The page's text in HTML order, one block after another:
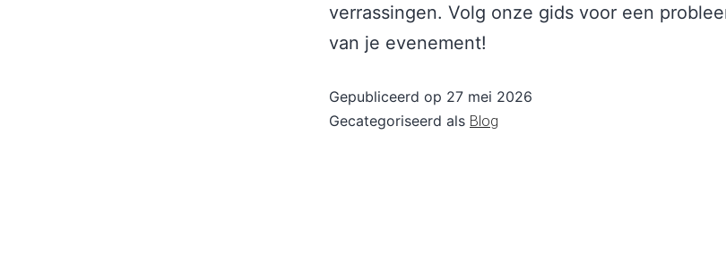
verrassingen. Volg onze gids voor een
van je evenement!
Gepubliceerd op 27 mei 2026
Gecategoriseerd als Blog